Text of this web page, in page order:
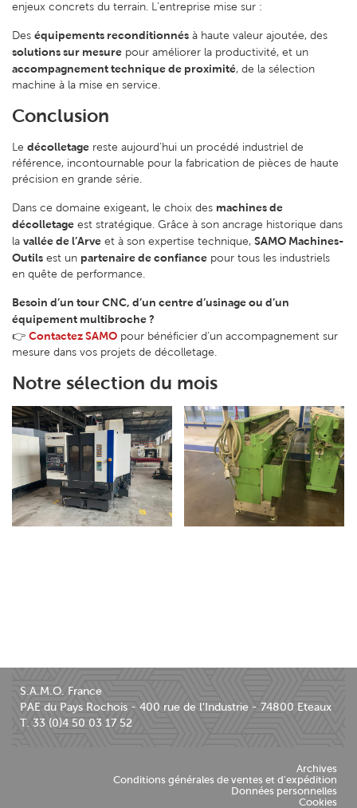
enjeux concrets du terrain. L’entreprise mise sur :
Des équipements reconditionnés à haute valeur ajoutée, des
solutions sur mesure pour améliorer la productivité, et un
accompagnement technique de proximité, de la sélection
machine à la mise en service.
Conclusion
Le décolletage reste aujourd’hui un procédé industriel de
référence, incontournable pour la fabrication de pièces de haute
précision en grande série.
Dans ce domaine exigeant, le choix des machines de
décolletage est stratégique. Grâce à son ancrage historique dans
la vallée de l’Arve et à son expertise technique, SAMO Machines-
Outils est un partenaire de confiance pour tous les industriels
en quête de performance.
Besoin d’un tour CNC, d’un centre d’usinage ou d’un
équipement multibroche ?
👉 Contactez SAMO pour bénéficier d’un accompagnement sur
mesure dans vos projets de décolletage.
Notre sélection du mois
S.A.M.O. France
PAE du Pays Rochois - 400 rue de l'Industrie - 74800 Eteaux
T. 33 (0)4 50 03 17 52
Archives
Conditions générales de ventes et d'expédition
Données personnelles
Cookies